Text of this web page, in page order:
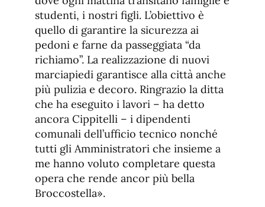
studenti, i nostri figli. L’obiettivo è
quello di garantire la sicurezza ai
pedoni e farne da passeggiata “da
richiamo”. La realizzazione di nuovi
marciapiedi garantisce alla città anche
più pulizia e decoro. Ringrazio la ditta
che ha eseguito i lavori – ha detto
ancora Cippitelli – i dipendenti
comunali dell’ufficio tecnico nonché
tutti gli Amministratori che insieme a
me hanno voluto completare questa
opera che rende ancor più bella
Broccostella».